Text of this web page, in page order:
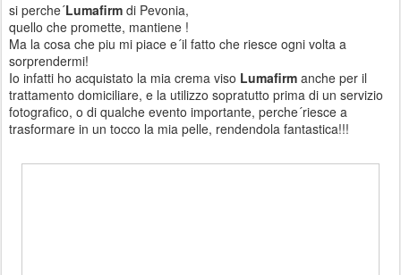
si perche´Lumafirm di Pevonia,
quello che promette, mantiene !
Ma la cosa che piu mi piace e´il fatto che riesce ogni volta a
sorprendermi!
Io infatti ho acquistato la mia crema viso Lumafirm anche per il
trattamento domiciliare, e la utilizzo sopratutto prima di un servizio
fotografico, o di qualche evento importante, perche´riesce a
trasformare in un tocco la mia pelle, rendendola fantastica!!!